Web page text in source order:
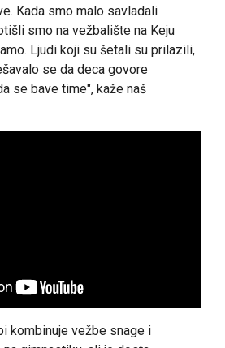
Kada smo malo savladali
smo na vežbalište na Keju
Ljudi koji su šetali su prilazili,
se da deca govore
se bave time", kaže naš
kombinuje vežbe snage i